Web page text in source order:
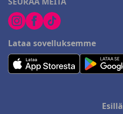
Lataa sovelluksemme
Esillä